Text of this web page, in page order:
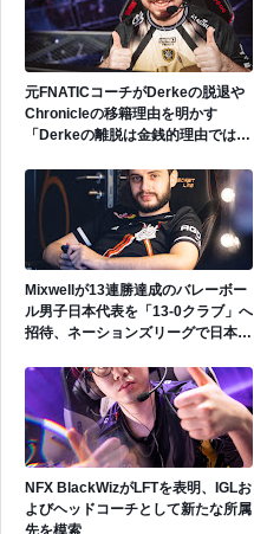
元FNATICコーチがDerkeの脱退や
Chronicleの移籍理由を明かす
「Derkeの離脱は金銭的理由ではな
Mixwellが13連勝達成のバレーボー
ル男子日本代表を「13-0クラブ」へ
招待、ネーションズリーグで日本代
NFX BlackWizがLFTを表明、IGLお
よびヘッドコーチとして新たな所属
先を模索